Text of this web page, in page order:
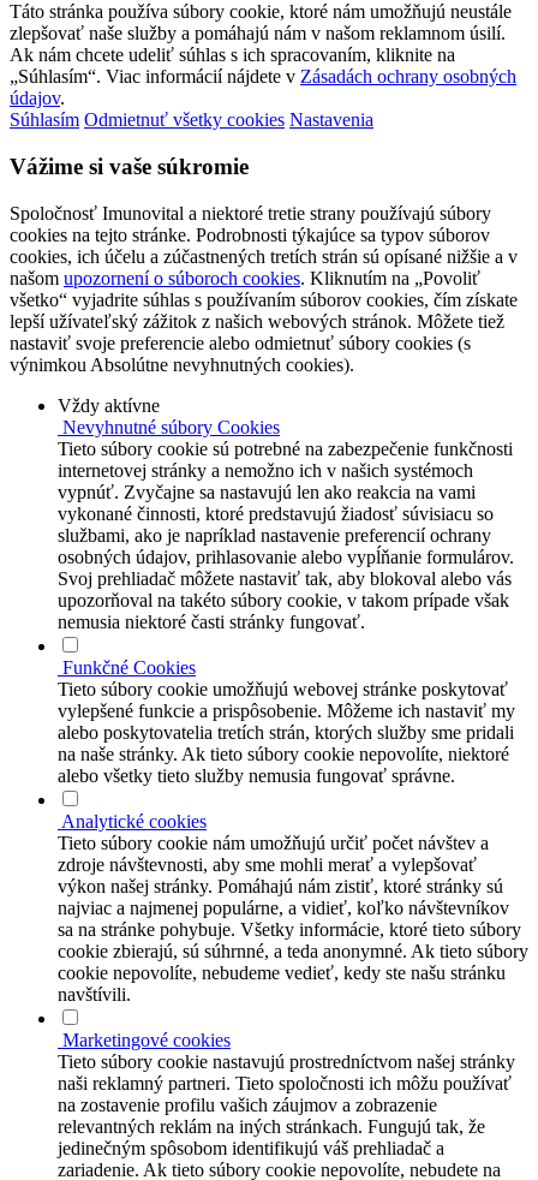
Táto stránka používa súbory cookie, ktoré nám umožňujú neustále
zlepšovať naše služby a pomáhajú nám v našom reklamnom úsilí.
Ak nám chcete udeliť súhlas s ich spracovaním, kliknite na
„Súhlasím“. Viac informácií nájdete v Zásadách ochrany osobných
údajov.
Súhlasím Odmietnuť všetky cookies Nastavenia
Vážime si vaše súkromie
Spoločnosť Imunovital a niektoré tretie strany používajú súbory
cookies na tejto stránke. Podrobnosti týkajúce sa typov súborov
cookies, ich účelu a zúčastnených tretích strán sú opísané nižšie a v
našom upozornení o súboroch cookies. Kliknutím na „Povoliť
všetko“ vyjadrite súhlas s používaním súborov cookies, čím získate
lepší užívateľský zážitok z našich webových stránok. Môžete tiež
nastaviť svoje preferencie alebo odmietnuť súbory cookies (s
výnimkou Absolútne nevyhnutných cookies).
Vždy aktívne
Nevyhnutné súbory Cookies
Tieto súbory cookie sú potrebné na zabezpečenie funkčnosti
internetovej stránky a nemožno ich v našich systémoch
vypnúť. Zvyčajne sa nastavujú len ako reakcia na vami
vykonané činnosti, ktoré predstavujú žiadosť súvisiacu so
službami, ako je napríklad nastavenie preferencií ochrany
osobných údajov, prihlasovanie alebo vypĺňanie formulárov.
Svoj prehliadač môžete nastaviť tak, aby blokoval alebo vás
upozorňoval na takéto súbory cookie, v takom prípade však
nemusia niektoré časti stránky fungovať.
Funkčné Cookies
Tieto súbory cookie umožňujú webovej stránke poskytovať
vylepšené funkcie a prispôsobenie. Môžeme ich nastaviť my
alebo poskytovatelia tretích strán, ktorých služby sme pridali
na naše stránky. Ak tieto súbory cookie nepovolíte, niektoré
alebo všetky tieto služby nemusia fungovať správne.
Analytické cookies
Tieto súbory cookie nám umožňujú určiť počet návštev a
zdroje návštevnosti, aby sme mohli merať a vylepšovať
výkon našej stránky. Pomáhajú nám zistiť, ktoré stránky sú
najviac a najmenej populárne, a vidieť, koľko návštevníkov
sa na stránke pohybuje. Všetky informácie, ktoré tieto súbory
cookie zbierajú, sú súhrnné, a teda anonymné. Ak tieto súbory
cookie nepovolíte, nebudeme vedieť, kedy ste našu stránku
navštívili.
Marketingové cookies
Tieto súbory cookie nastavujú prostredníctvom našej stránky
naši reklamný partneri. Tieto spoločnosti ich môžu používať
na zostavenie profilu vašich záujmov a zobrazenie
relevantných reklám na iných stránkach. Fungujú tak, že
jedinečným spôsobom identifikujú váš prehliadač a
zariadenie. Ak tieto súbory cookie nepovolíte, nebudete na